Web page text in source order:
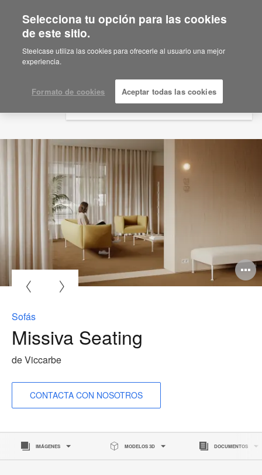
Are you in United States?
Would you like to see Products we sell in
your region?
English
Español
Sofás
Missiva Seating
de Viccarbe
CONTACTA CON NOSOTROS
IMÁGENES MODELOS 3D DOCUMENTOS
Selecciona tu opción para las cookies
de este sitio.
Steelcase utiliza las cookies para ofrecerle al usuario una mejor
experiencia.
Formato de cookies Aceptar todas las cookies